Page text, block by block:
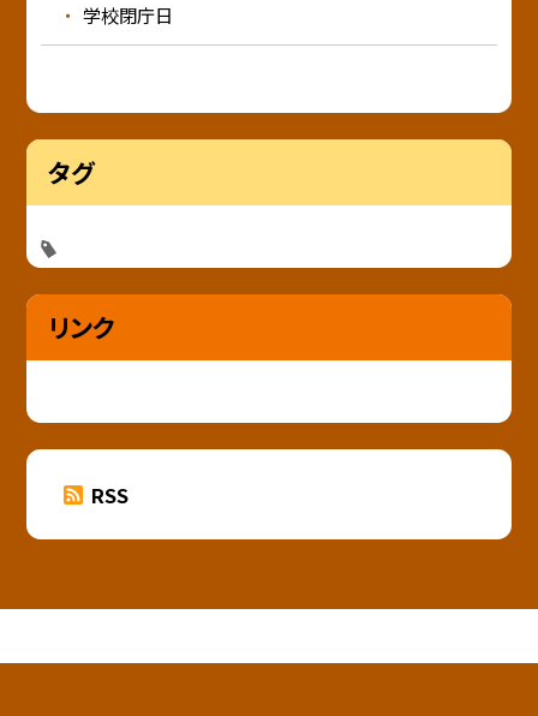
学校閉庁日
タグ
リンク
RSS